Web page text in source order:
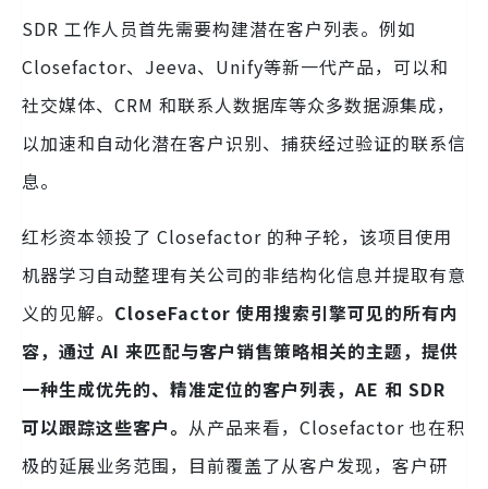
SDR 工作人员首先需要构建潜在客户列表。例如
Closefactor、Jeeva、Unify等新一代产品，可以和
社交媒体、CRM 和联系人数据库等众多数据源集成，
以加速和自动化潜在客户识别、捕获经过验证的联系信
息。
红杉资本领投了 Closefactor 的种子轮，该项目使用
机器学习自动整理有关公司的非结构化信息并提取有意
义的见解。 CloseFactor 使用搜索引擎可见的所有内
容，通过 AI 来匹配与客户销售策略相关的主题，提供
一种生成优先的、精准定位的客户列表，AE 和 SDR
可以跟踪这些客户。 从产品来看，Closefactor 也在积
极的延展业务范围，目前覆盖了从客户发现，客户研